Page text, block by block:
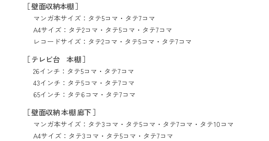
［ 壁面収納本棚 ］
マンガ本サイズ： タテ5コマ ・ タテ7コマ
A4サイズ： タテ2コマ ・ タテ5コマ ・ タテ7コマ
レコードサイズ： タテ2コマ ・ タテ5コマ ・ タテ7コマ
［ テレビ台 本棚 ］
26インチ： タテ5コマ ・ タテ7コマ
43インチ： タテ5コマ ・ タテ7コマ
65インチ： タテ6コマ ・ タテ7コマ
［ 壁面収納 本棚 廊下 ］
マンガ本サイズ： タテ3コマ ・ タテ5コマ ・ タテ7コマ ・ タテ10コマ
A4サイズ： タテ3コマ ・ タテ5コマ ・ タテ7コマ